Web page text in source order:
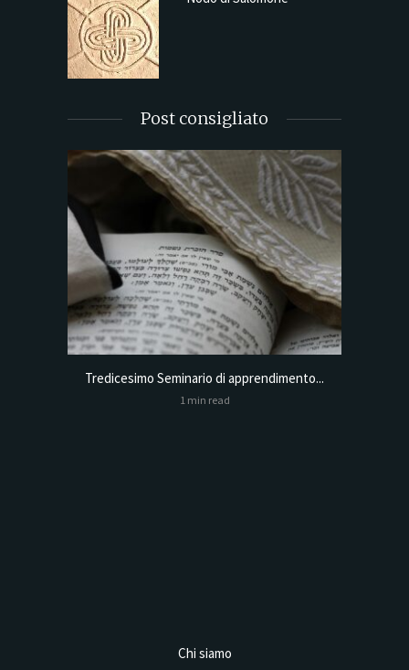
Post consigliato
Tredicesimo Seminario di apprendimento...
1 min read
Chi siamo